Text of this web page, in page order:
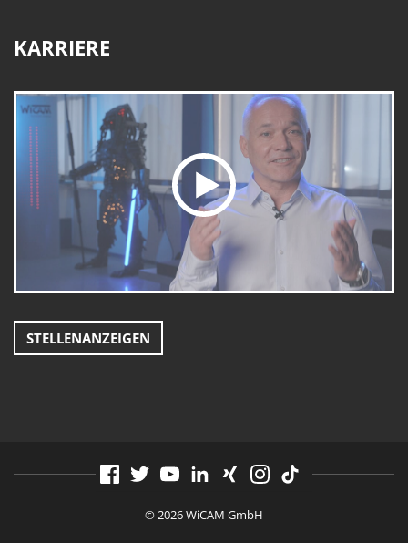
KARRIERE
STELLENANZEIGEN
© 2026 WiCAM GmbH